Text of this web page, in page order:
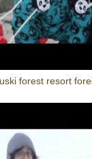
forest resort